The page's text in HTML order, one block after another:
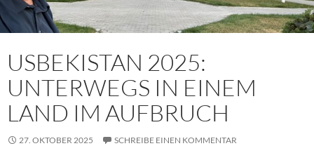
USBEKISTAN 2025:
UNTERWEGS IN EINEM
LAND IM AUFBRUCH
27. OKTOBER 2025 SCHREIBE EINEN KOMMENTAR